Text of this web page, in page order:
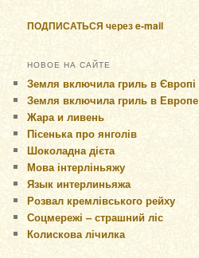
ПОДПИСАТЬСЯ через e-mail
НОВОЕ НА САЙТЕ
Земля включила гриль в Європі
Земля включила гриль в Европе
Жара и ливень
Пісенька про янголів
Шоколадна дієта
Мова інтерліньяжу
Язык интерлиньяжа
Розвал кремлівського рейху
Соцмережі – страшний ліс
Колискова лічилка